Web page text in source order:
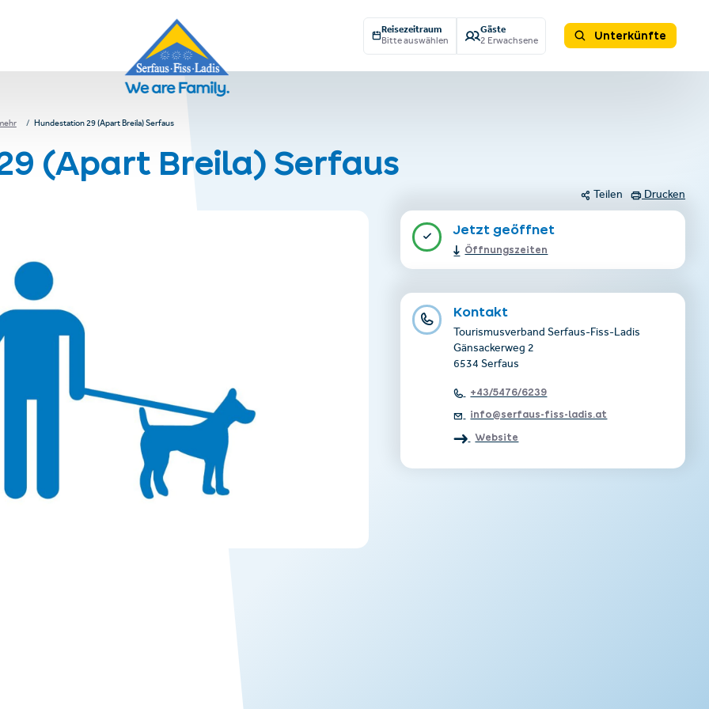
Reisezeitraum
Bitte auswählen
Gäste
2 Erwachsene
Unterkünfte
Hundestation 29 (Apart Breila) Serfaus
(Apart Breila) Serfaus
Teilen Drucken
Jetzt geöffnet
Öffnungszeiten
Kontakt
Tourismusverband Serfaus-Fiss-Ladis
Gänsackerweg 2
6534 Serfaus
+43/5476/6239
info@serfaus-fiss-ladis.at
Website